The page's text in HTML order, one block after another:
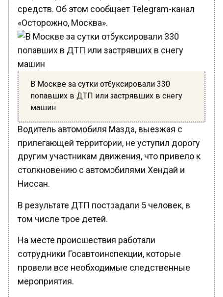
средств. Об этом сообщает Telegram-канал
«Осторожно, Москва».
В Москве за сутки отбуксировали 330
попавших в ДТП или застрявших в снегу
машин
Водитель автомобиля Мазда, выезжая с
прилегающей территории, не уступил дорогу
другим участникам движения, что привело к
столкновению с автомобилями Хендай и
Ниссан.
В результате ДТП пострадали 5 человек, в
том числе трое детей.
На месте происшествия работали
сотрудники Госавтоинспекции, которые
провели все необходимые следственные
мероприятия.